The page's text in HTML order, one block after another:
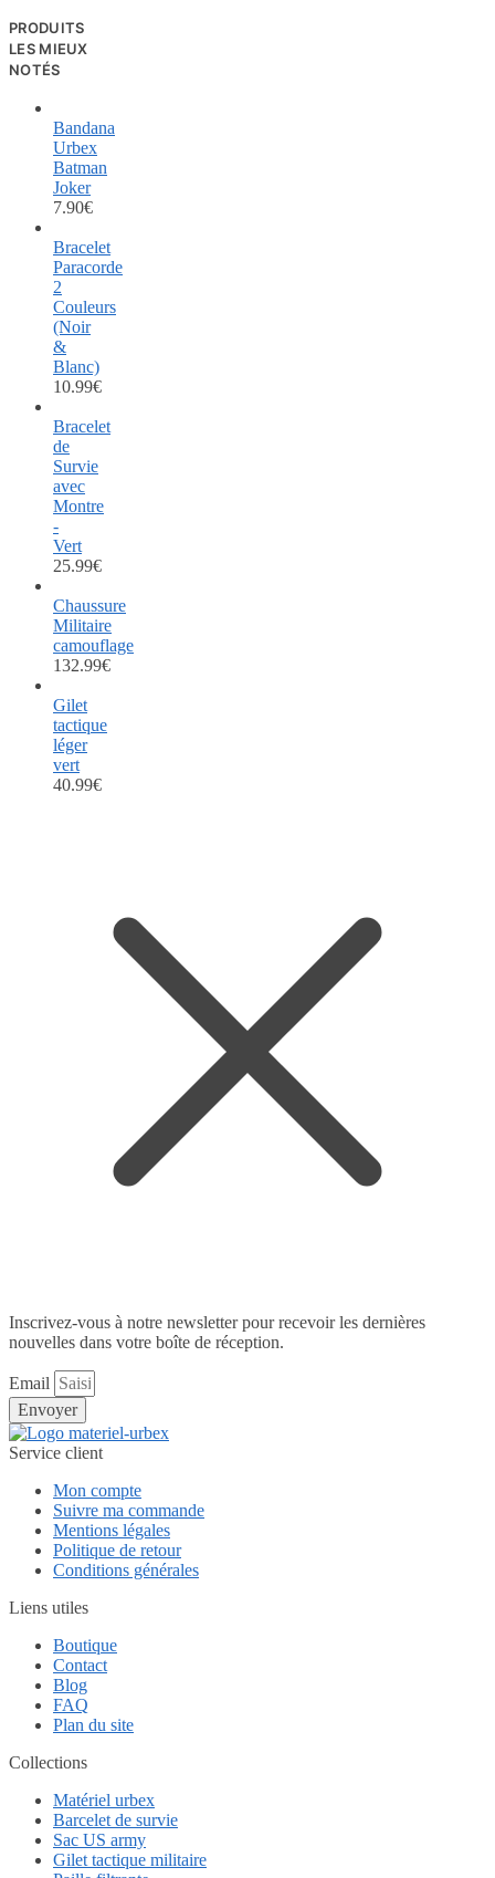
PRODUITS
LES MIEUX
NOTÉS
Bandana
Urbex
Batman
Joker
7.90€
Bracelet
Paracorde
2
Couleurs
(Noir
&
Blanc)
10.99€
Bracelet
de
Survie
avec
Montre
-
Vert
25.99€
Chaussure
Militaire
camouflage
132.99€
Gilet
tactique
léger
vert
40.99€
Inscrivez-vous à notre newsletter pour recevoir les dernières
nouvelles dans votre boîte de réception.
Email
Envoyer
Service client
Mon compte
Suivre ma commande
Mentions légales
Politique de retour
Conditions générales
Liens utiles
Boutique
Contact
Blog
FAQ
Plan du site
Collections
Matériel urbex
Barcelet de survie
Sac US army
Gilet tactique militaire